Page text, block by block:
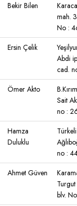
Bekir Bilen
mah.
No :
Ersin Çelik
Abdi
cad.
Ömer Akto
Sait
no :
Hamza
Duluklu
no :
Ahmet Güven
blv.